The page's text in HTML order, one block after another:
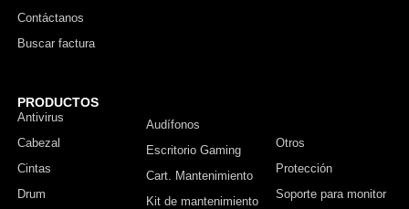
Contáctanos
Buscar factura
PRODUCTOS
Antivirus
Cabezal
Cintas
Drum
Audífonos
Escritorio Gaming
Cart. Mantenimiento
Kit de mantenimiento
Otros
Protección
Soporte para monitor